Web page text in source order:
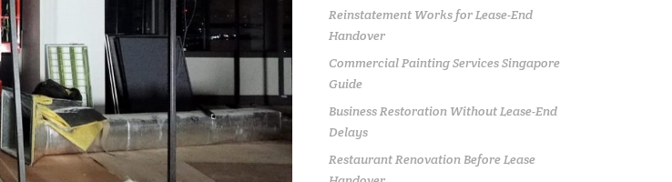
Reinstatement Works for Lease-End
Handover
Commercial Painting Services Singapore
Guide
Business Restoration Without Lease-End
Delays
Restaurant Renovation Before Lease